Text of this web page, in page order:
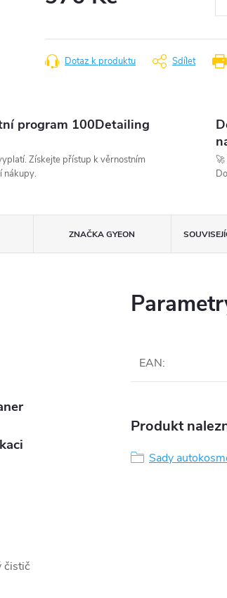
Dotaz k produktu Sdílet
program 100Detailing
Získejte přístup k věrnostním
nákupy.
ZNAČKAGYEON
čistič
EAN:
Produkt
Sady